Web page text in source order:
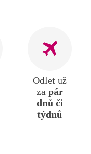
Odlet už
za pár
dnů či
týdnů